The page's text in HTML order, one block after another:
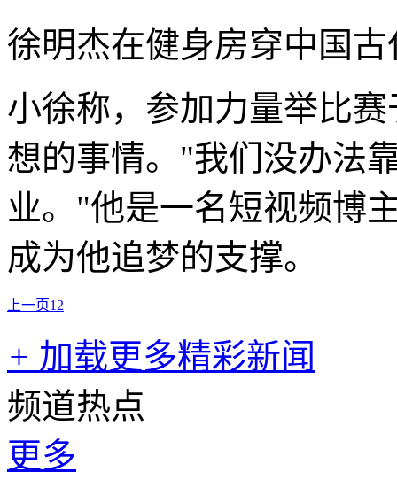
徐明杰在健身房穿中国
小徐称，参加力量举比
想的事情。"我们没办法
业。"他是一名短视频博
成为他追梦的支撑。
上一页1 2
+ 加载更多精彩新闻
频道热点
更多